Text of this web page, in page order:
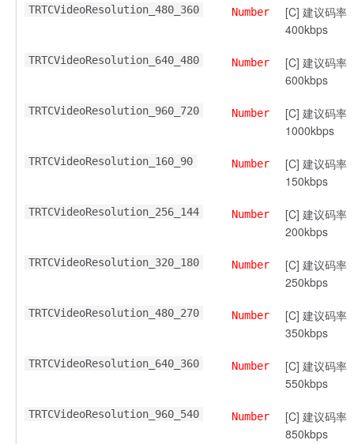
TRTCVideoResolution_480_360 Number
[C] 建议码率
400kbps
TRTCVideoResolution_640_480 Number
[C] 建议码率
600kbps
TRTCVideoResolution_960_720 Number
[C] 建议码率
1000kbps
TRTCVideoResolution_160_90 Number
[C] 建议码率
150kbps
TRTCVideoResolution_256_144 Number
[C] 建议码率
200kbps
TRTCVideoResolution_320_180 Number
[C] 建议码率
250kbps
TRTCVideoResolution_480_270 Number
[C] 建议码率
350kbps
TRTCVideoResolution_640_360 Number
[C] 建议码率
550kbps
TRTCVideoResolution_960_540 Number
[C] 建议码率
850kbps